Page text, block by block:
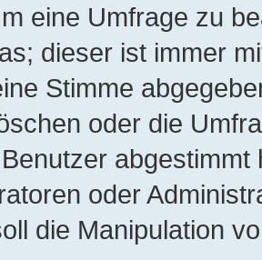
eine Umfrage zu
dieser ist immer
Stimme
oder die
oder
die Manipulation